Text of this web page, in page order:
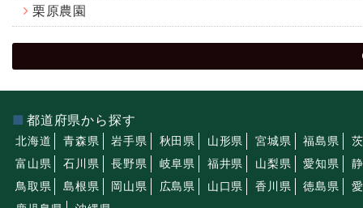
栗原農園
都道府県から探す
北海道 青森県 岩手県 秋田県 山形県 宮城県 福島県
富山県
石川県 長野県 岐阜県 福井県 山梨県 愛知県
鳥取県
島根県 岡山県 広島県 山口県 香川県 徳島県